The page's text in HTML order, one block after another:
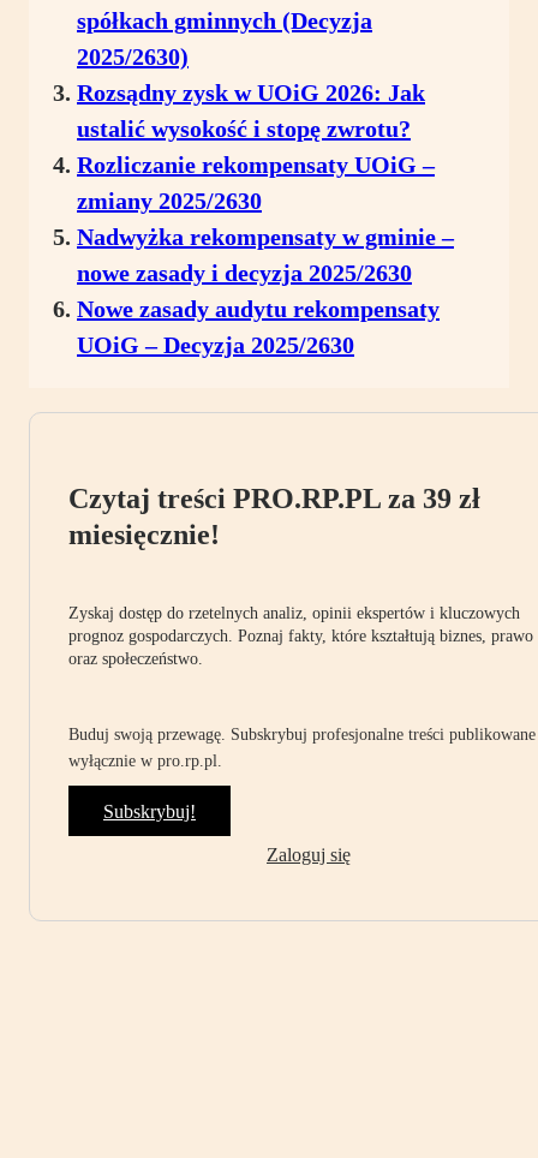
spółkach gminnych (Decyzja
2025/2630)
Rozsądny zysk w UOiG 2026: Jak
ustalić wysokość i stopę zwrotu?
Rozliczanie rekompensaty UOiG –
zmiany 2025/2630
Nadwyżka rekompensaty w gminie –
nowe zasady i decyzja 2025/2630
Nowe zasady audytu rekompensaty
UOiG – Decyzja 2025/2630
Czytaj treści PRO.RP.PL za 39 zł
miesięcznie!
Zyskaj dostęp do rzetelnych analiz, opinii ekspertów i kluczowych
prognoz gospodarczych. Poznaj fakty, które kształtują biznes, prawo
oraz społeczeństwo.
Buduj swoją przewagę. Subskrybuj profesjonalne treści publikowane
wyłącznie w pro.rp.pl.
Subskrybuj!
Zaloguj się